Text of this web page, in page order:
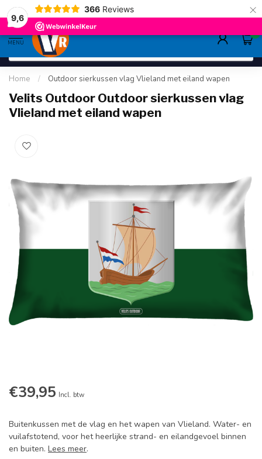
9,6
366 Reviews ×
gratis verzending>80,-
MENU
0
Home / Outdoor sierkussen vlag Vlieland met eiland wapen
Velits Outdoor Outdoor sierkussen vlag
Vlieland met eiland wapen
€39,95 Incl. btw
Buitenkussen met de vlag en het wapen van Vlieland. Water- en
vuilafstotend, voor het heerlijke strand- en eilandgevoel binnen
en buiten. Lees meer.